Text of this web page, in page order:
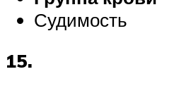
Судимость
15.